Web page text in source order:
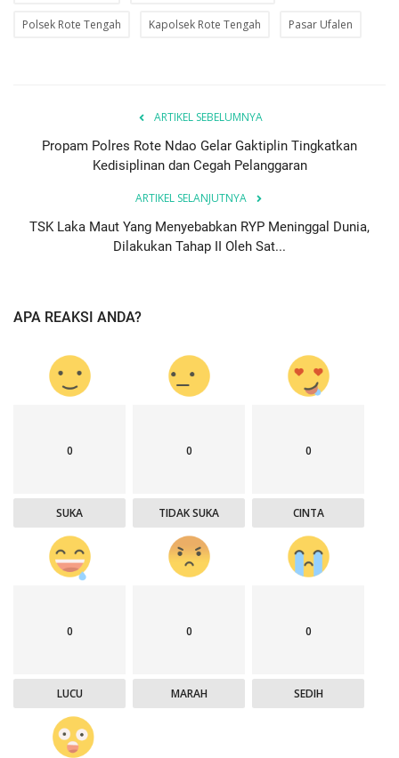
Polsek Rote Tengah Kapolsek Rote Tengah Pasar Ufalen
ARTIKEL SEBELUMNYA
Propam Polres Rote Ndao Gelar Gaktiplin Tingkatkan
Kedisiplinan dan Cegah Pelanggaran
ARTIKEL SELANJUTNYA
TSK Laka Maut Yang Menyebabkan RYP Meninggal Dunia,
Dilakukan Tahap II Oleh Sat...
APA REAKSI ANDA?
0
SUKA
0
TIDAK SUKA
0
CINTA
0
LUCU
0
MARAH
0
SEDIH